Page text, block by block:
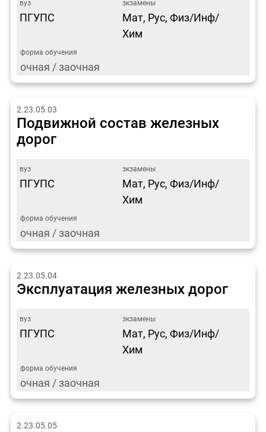
ПГУПС
Мат, Рус, Физ/Инф/
Хим
очная / заочная
2.23.05.03
Подвижной состав железных
дорог
ПГУПС
Мат, Рус, Физ/Инф/
Хим
очная / заочная
2.23.05.04
Эксплуатация железных дорог
ПГУПС
Мат, Рус, Физ/Инф/
Хим
очная / заочная
2.23.05.05